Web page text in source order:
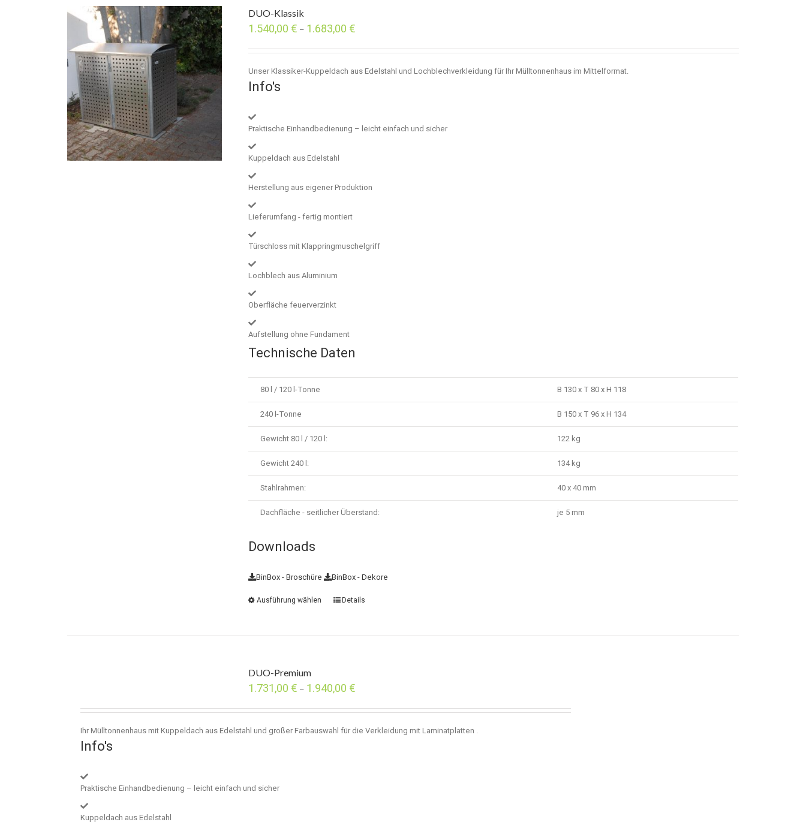
DUO-Klassik
1.540,00 € – 1.683,00 €
Unser Klassiker-Kuppeldach aus Edelstahl und Lochblechverkleidung für Ihr Mülltonnenhaus im Mittelformat.
Info's
Praktische Einhandbedienung – leicht einfach und sicher
Kuppeldach aus Edelstahl
Herstellung aus eigener Produktion
Lieferumfang - fertig montiert
Türschloss mit Klappringmuschelgriff
Lochblech aus Aluminium
Oberfläche feuerverzinkt
Aufstellung ohne Fundament
Technische Daten
80 l / 120 l-Tonne B 130 x T 80 x H 118
240 l-Tonne B 150 x T 96 x H 134
Gewicht 80 l / 120 l: 122 kg
Gewicht 240 l: 134 kg
Stahlrahmen: 40 x 40 mm
Dachfläche - seitlicher Überstand: je 5 mm
Downloads
BinBox - Broschüre BinBox - Dekore
Ausführung wählen Details
DUO-Premium
1.731,00 € – 1.940,00 €
Ihr Mülltonnenhaus mit Kuppeldach aus Edelstahl und großer Farbauswahl für die Verkleidung mit Laminatplatten .
Info's
Praktische Einhandbedienung – leicht einfach und sicher
Kuppeldach aus Edelstahl